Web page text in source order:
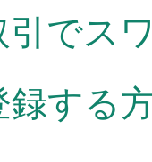
引でス
録する